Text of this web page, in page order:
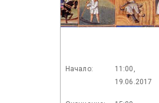
Начало:
11:00,
19.06.2017